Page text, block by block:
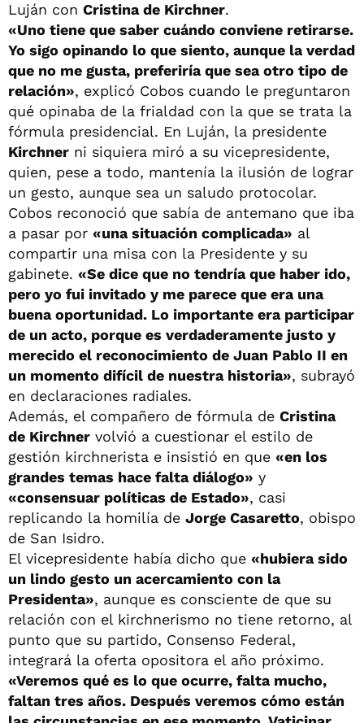
Luján con Cristina de Kirchner.
«Uno tiene que saber cuándo conviene retirarse.
Yo sigo opinando lo que siento, aunque la verdad
que no me gusta, preferiría que sea otro tipo de
relación», explicó Cobos cuando le preguntaron
qué opinaba de la frialdad con la que se trata la
fórmula presidencial. En Luján, la presidente
Kirchner ni siquiera miró a su vicepresidente,
quien, pese a todo, mantenía la ilusión de lograr
un gesto, aunque sea un saludo protocolar.
Cobos reconoció que sabía de antemano que iba
a pasar por «una situación complicada» al
compartir una misa con la Presidente y su
gabinete. «Se dice que no tendría que haber ido,
pero yo fui invitado y me parece que era una
buena oportunidad. Lo importante era participar
de un acto, porque es verdaderamente justo y
merecido el reconocimiento de Juan Pablo II en
un momento difícil de nuestra historia», subrayó
en declaraciones radiales.
Además, el compañero de fórmula de Cristina
de Kirchner volvió a cuestionar el estilo de
gestión kirchnerista e insistió en que «en los
grandes temas hace falta diálogo» y
«consensuar políticas de Estado», casi
replicando la homilía de Jorge Casaretto, obispo
de San Isidro.
El vicepresidente había dicho que «hubiera sido
un lindo gesto un acercamiento con la
Presidenta», aunque es consciente de que su
relación con el kirchnerismo no tiene retorno, al
punto que su partido, Consenso Federal,
integrará la oferta opositora el año próximo.
«Veremos qué es lo que ocurre, falta mucho,
faltan tres años. Después veremos cómo están